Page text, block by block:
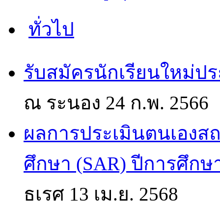
ทั่วไป
รับสมัครนักเรียนใหม่ป
ณ ระนอง 24 ก.พ. 2566
ผลการประเมินตนเอง
ศึกษา (SAR) ปีการศึกษ
ธเรศ 13 เม.ย. 2568